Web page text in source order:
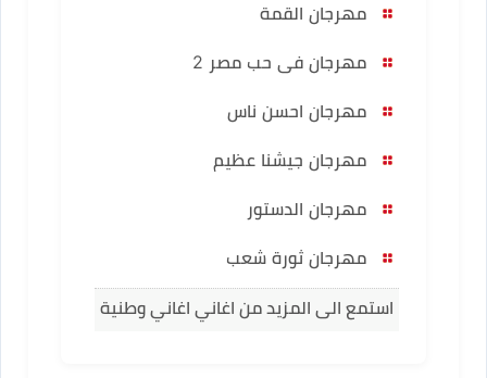
مهرجان القمة
مهرجان فى حب مصر 2
مهرجان احسن ناس
مهرجان جيشنا عظيم
مهرجان الدستور
مهرجان ثورة شعب
استمع الى المزيد من اغاني اغاني وطنية